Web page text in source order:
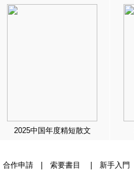
2025中国年度精短散文
合作申請| 索要書目 新手入門